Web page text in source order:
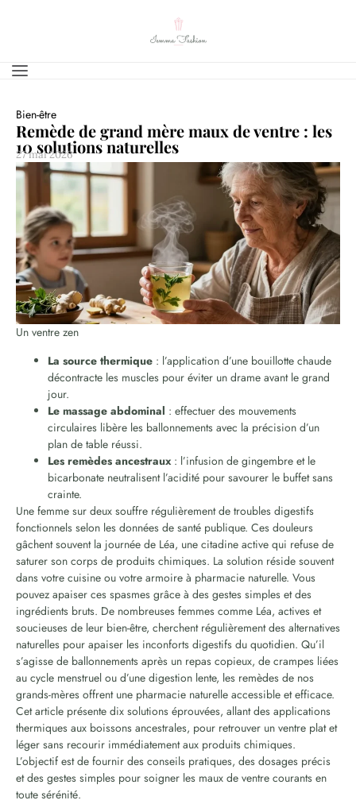
Bien-être
Remède de grand mère maux de ventre : les
10 solutions naturelles
27 mai 2026
Un ventre zen
La source thermique : l’application d’une bouillotte chaude
décontracte les muscles pour éviter un drame avant le grand
jour.
Le massage abdominal : effectuer des mouvements
circulaires libère les ballonnements avec la précision d’un
plan de table réussi.
Les remèdes ancestraux: l’infusion de gingembre et le
bicarbonate neutralisent l’acidité pour savourer le buffet sans
crainte.
Une femme sur deux souffre régulièrement de troubles digestifs
fonctionnels selon les données de santé publique. Ces douleurs
gâchent souvent la journée de Léa, une citadine active qui refuse de
saturer son corps de produits chimiques. La solution réside souvent
dans votre cuisine ou votre armoire à pharmacie naturelle. Vous
pouvez apaiser ces spasmes grâce à des gestes simples et des
ingrédients bruts. De nombreuses femmes comme Léa, actives et
soucieuses de leur bien-être, cherchent régulièrement des alternatives
naturelles pour apaiser les inconforts digestifs du quotidien. Qu’il
s’agisse de ballonnements après un repas copieux, de crampes liées
au cycle menstruel ou d’une digestion lente, les remèdes de nos
grands-mères offrent une pharmacie naturelle accessible et efficace.
Cet article présente dix solutions éprouvées, allant des applications
thermiques aux boissons ancestrales, pour retrouver un ventre plat et
léger sans recourir immédiatement aux produits chimiques.
L’objectif est de fournir des conseils pratiques, des dosages précis
et des gestes simples pour soigner les maux de ventre courants en
toute sérénité.